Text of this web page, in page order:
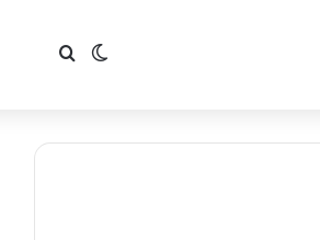
الوضع المظلم
بحث عن